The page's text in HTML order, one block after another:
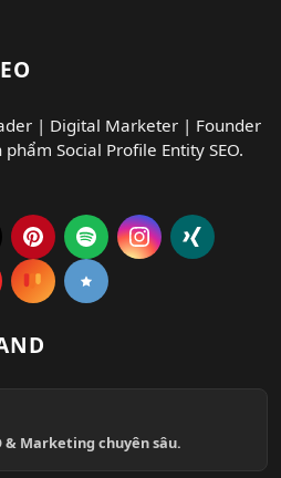
| Digital Marketer | Founder
Social Profile Entity SEO.
& Marketing chuyên sâu.